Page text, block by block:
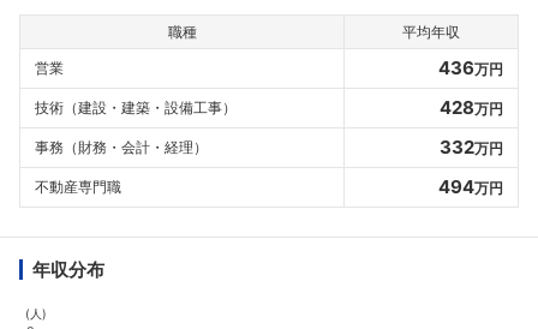
職種
平均年収
営業
436万円
技術（建設・建築・設備工事） 428万円
事務（財務・会計・経理） 332万円
不動産専門職 494万円
年収分布
(人)